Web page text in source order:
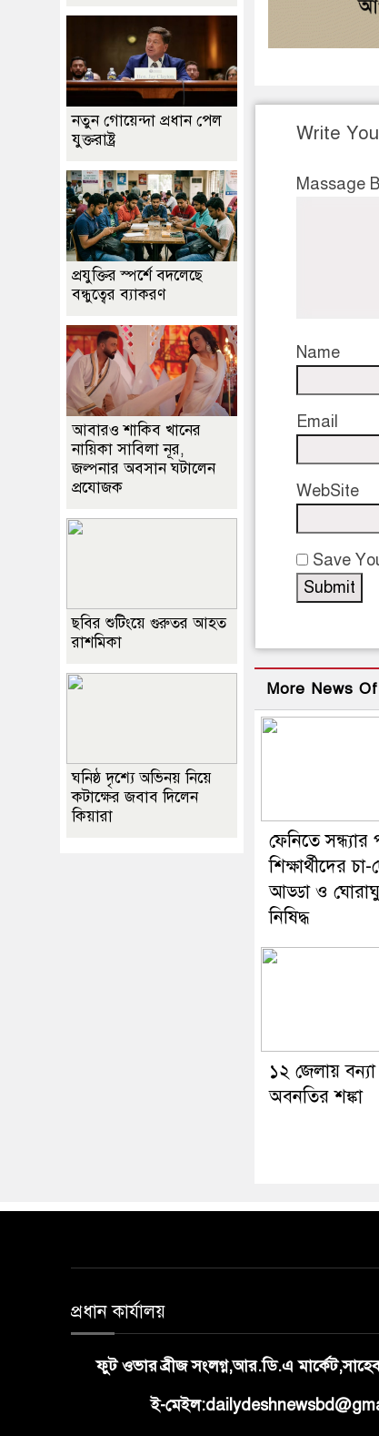
Write
Massage
Name
Email
WebSite
Save
More News
ফেনিতে সন্ধ্যার
শিক্ষার্থীদের
আড্ডা ও
নিষিদ্ধ
১২ জেলায় বন্যা
অবনতির শঙ্কা
নতুন গোয়েন্দা প্রধান পেল
যুক্তরাষ্ট্র
প্রযুক্তির স্পর্শে বদলেছে
বন্ধুত্বের ব্যাকরণ
আবারও শাকিব খানের
নায়িকা সাবিলা নূর,
জল্পনার অবসান ঘটালেন
প্রযোজক
ছবির শুটিংয়ে গুরুতর আহত
রাশমিকা
ঘনিষ্ঠ দৃশ্যে অভিনয় নিয়ে
কটাক্ষের জবাব দিলেন
কিয়ারা
প্রধান কার্যালয়
ফুট ওভার ব্রীজ সংলগ্ন,আর.ডি.এ
ই-